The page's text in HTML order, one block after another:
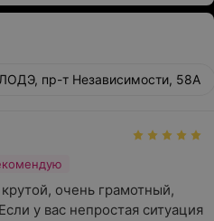
ЛОДЭ, пр-т Независимости, 58А
очень грамотный,
у вас непростая ситуация